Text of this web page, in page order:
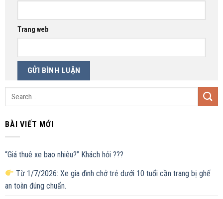
Trang web
BÀI VIẾT MỚI
“Giá thuê xe bao nhiêu?” Khách hỏi ???
Từ 1/7/2026: Xe gia đình chở trẻ dưới 10 tuổi cần trang bị ghế
an toàn đúng chuẩn.